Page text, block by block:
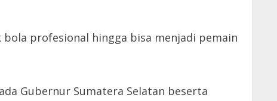
profesional hingga bisa menjadi pemain
Gubernur Sumatera Selatan beserta